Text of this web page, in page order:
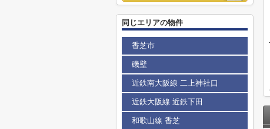
同じエリアの物件
香芝市
磯壁
近鉄南大阪線 二上神社口
近鉄大阪線 近鉄下田
和歌山線 香芝